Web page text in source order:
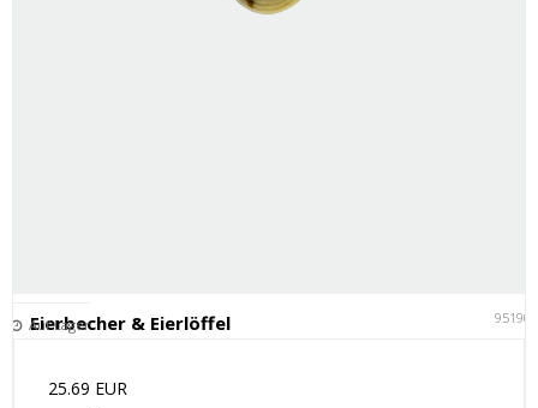
Eierbecher & Eierlöffel 95190
Auf Lager
25.69 EUR